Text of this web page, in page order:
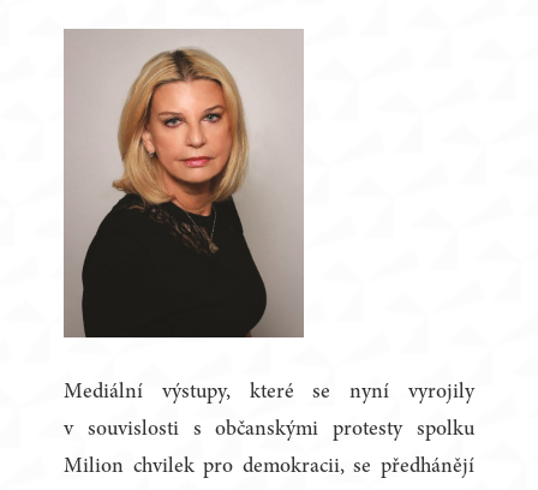
Mediální výstupy, které se nyní vyrojily
v souvislosti s občanskými protesty spolku
Milion chvilek pro demokracii, se předhánějí